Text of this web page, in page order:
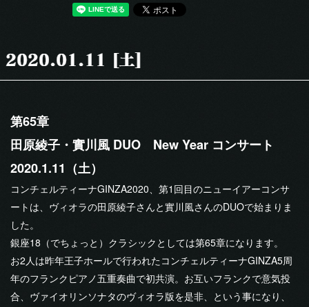
第65章
田原綾子・實川風 DUO New Year コンサート
2020.1.11（土）
コンチェルティーナGINZA2020、第1回目のニューイアーコンサ
ートは、ヴィオラの田原綾子さんと實川風さんのDUOで始まりま
した。
銀座18（でちょっと）クラシックとしては第65章になります。
お2人は昨年王子ホールで行われたコンチェルティーナGINZA5周
年のフランクピアノ五重奏曲で初共演。お互いフランクで意気投
合、ヴァイオリンソナタのヴィオラ版を是非、という事になり、